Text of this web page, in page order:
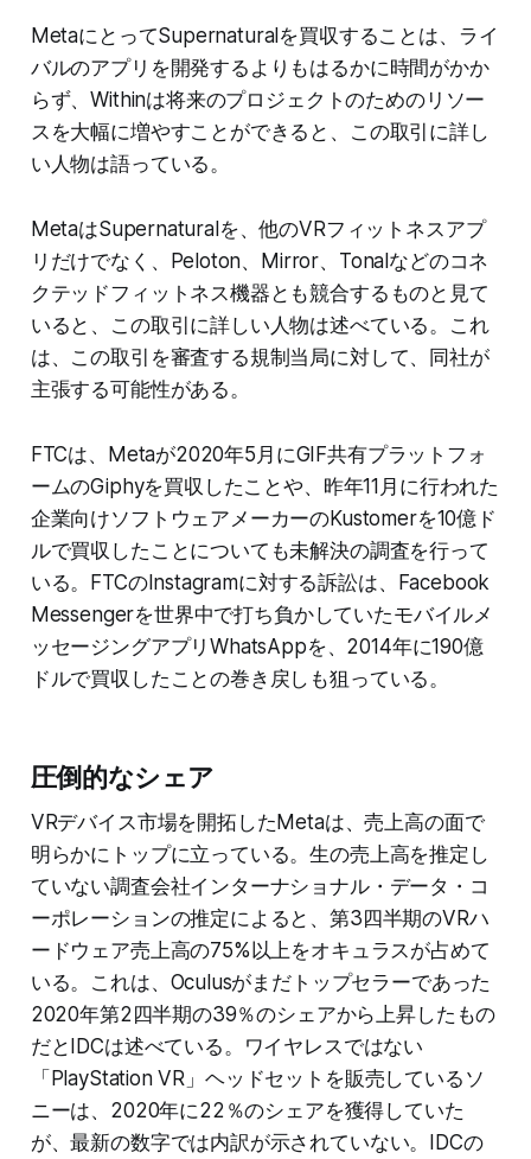
MetaにとってSupernaturalを買収することは、ライ
バルのアプリを開発するよりもはるかに時間がかか
らず、Withinは将来のプロジェクトのためのリソー
スを大幅に増やすことができると、この取引に詳し
い人物は語っている。
MetaはSupernaturalを、他のVRフィットネスアプ
リだけでなく、Peloton、Mirror、Tonalなどのコネ
クテッドフィットネス機器とも競合するものと見て
いると、この取引に詳しい人物は述べている。これ
は、この取引を審査する規制当局に対して、同社が
主張する可能性がある。
FTCは、Metaが2020年5月にGIF共有プラットフォ
ームのGiphyを買収したことや、昨年11月に行われた
企業向けソフトウェアメーカーのKustomerを10億ド
ルで買収したことについても未解決の調査を行って
いる。FTCのInstagramに対する訴訟は、Facebook
Messengerを世界中で打ち負かしていたモバイルメ
ッセージングアプリWhatsAppを、2014年に190億
ドルで買収したことの巻き戻しも狙っている。
圧倒的なシェア
VRデバイス市場を開拓したMetaは、売上高の面で
明らかにトップに立っている。生の売上高を推定し
ていない調査会社インターナショナル・データ・コ
ーポレーションの推定によると、第3四半期のVRハ
ードウェア売上高の75%以上をオキュラスが占めて
いる。これは、Oculusがまだトップセラーであった
2020年第2四半期の39％のシェアから上昇したもの
だとIDCは述べている。ワイヤレスではない
「PlayStation VR」ヘッドセットを販売しているソ
ニーは、2020年に22％のシェアを獲得していた
が、最新の数字では内訳が示されていない。IDCの